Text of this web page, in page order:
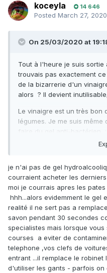
koceyla 14 646
Posted March 27, 2020
On 25/03/2020 at
Tout à l'heure je suis
trouvais pas exactement
de la bizarrerie d'un
alors ? Il devient
Le vinaigre est un très bon
légumes. Je me suis
faire du gel anti-bactérien
fabriquer 250 ml de gel
l'alcool par du vinaigre ou
je n'ai pas de gel
courraient acheter les
moi je courrais apres les
hhh...alors evidemment le gel
realité il ne sert pas a
savon pendant 30 secondes
specialistes mais lorsque
courses a eviter de
telephone ,vos clefs de
entrant ...il remplace le
d'utiliser les gants - parfois